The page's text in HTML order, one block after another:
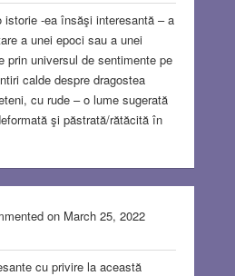
-ea însăşi interesantă – a
a unei epoci sau a unei
prin universul de sentimente pe
calde despre dragostea
cu rude – o lume sugerată
şi păstrată/rătăcită în
on March 25, 2022
cu privire la această